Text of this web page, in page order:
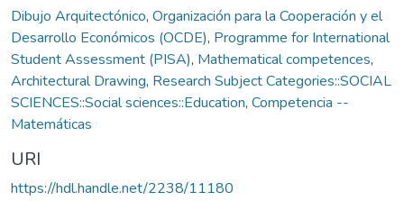
Dibujo Arquitectónico, Organización para la Cooperación y el
Desarrollo Económicos (OCDE), Programme for International
Student Assessment (PISA), Mathematical competences,
Architectural Drawing, Research Subject Categories::SOCIAL
SCIENCES::Social sciences::Education, Competencia --
Matemáticas
URI
https://hdl.handle.net/2238/11180